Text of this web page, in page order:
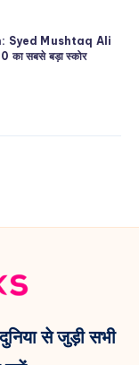
Syed Mushtaq Ali
सबसे बड़ा स्कोर
से जुड़ी सभी